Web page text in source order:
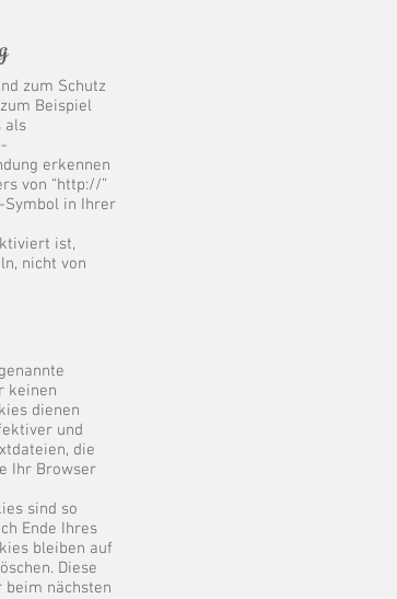
zum Schutz
Beispiel
als
erkennen
von “http://”
Symbol in Ihrer
ist,
nicht von
keinen
dienen
und
die
Ihr Browser
sind so
Ende Ihres
bleiben auf
Diese
beim nächsten